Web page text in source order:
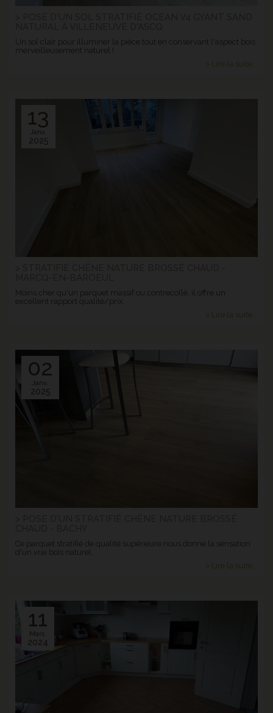
Un sol clair pour illuminer la pièce tout en conservant l'aspect bois
merveilleusement naturel !
> Lire la suite...
13
Janv.
2025
Moins cher qu'un parquet massif ou contrecollé, il offre un
excellent rapport qualité/prix.
> Lire la suite...
02
Janv.
2025
Ce parquet stratifié de qualité supérieure nous donne la sensation
d'un vrai bois naturel.
> Lire la suite...
11
Mars.
2024